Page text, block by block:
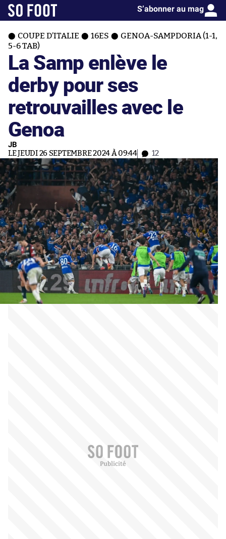
S’abonner au mag
COUPE D’ITALIE 16ES
GENOA-SAMPDORIA (1-1,
5-6 TAB)
La Samp enlève le
derby pour ses
retrouvailles avec le
Genoa
JB
LE JEUDI 26 SEPTEMBRE 2024 À 09:44 12